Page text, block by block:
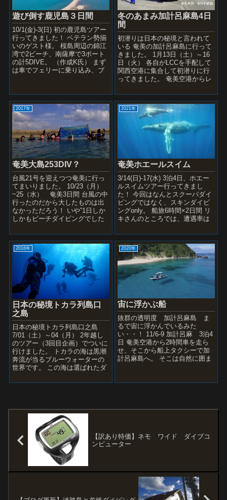
遊び倒す鹿児島３日間
10/1(金)-3(日) 初の鹿児島ツアー
行ってきました！ ベテラン勢揃
いのゲスト様。 桜島周辺の錦江
湾で2ビーチ、南薩摩で3ボート
の計5DIVE。 （作成K氏） まず
は車でフェリーに乗り込み、ブ
冬のあまみ加計呂麻島4日
間
初潜りは日本の秘境と言われて
いる 奄美の加計呂麻島に行って
きました。 1月13日（土）～16
日（火） 各自がLCCを手配して
関西空港に集合して初潜りに行
ってきました。 奄美空港からレ
（昔は4-...
2017年
奄美大島253DIV？
台風21号を迎えつつ奄美に行っ
てまいりました。 10/23（月）
~25（水） 奄美3日間 台風の中
行ったのだから大したものは出
なかっただろう！ いや”1日しか
しかもビーチダイビングでした
で楽しめま...
2021年
奄美ホエールスイム
3/14(日)-17(水) 3泊4日、ホエー
ルスイムツアー行ってきまし
た！ 今回はなんとスクーバダイ
ビングではなく、スキンダイビ
ングonly。 船旅6時間×2日間 リ
キさんのところでは、遭遇率は
宿...
2016年
日本の秘境トカラ列島口
之島
日本の秘境トカラ列島口之島
7/01（土）～04（月） 2年越し
のツアー（3回目企画）でついに
行けました。 トカラの海は黒潮
奔流が当るブルーウォーターの
世界です。 この海は選ばれたダ
数制限、台風等で荒...
2020年
宙に浮かぶ船
抜群の透明度 加計呂麻島 ま
るで宙に浮かんでいるみた
い・・！ 11/6-9 加計呂麻 3泊4
日 奄美空港から2時間車を走ら
せ、そこから船上タクシーで加
計呂麻島へ。 そこは自然に囲ま
【訳あり特価】ネモ ワイド ダイブコ
ンピューター